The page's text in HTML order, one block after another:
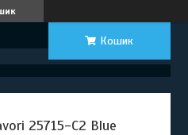
Кошик
25715-C2 Blue